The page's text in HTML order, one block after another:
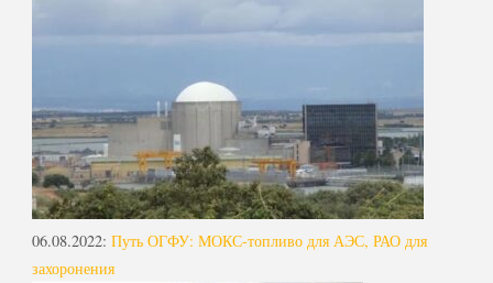
06.08.2022: Путь ОГФУ: МОКС-топливо для АЭС, РАО для
захоронения